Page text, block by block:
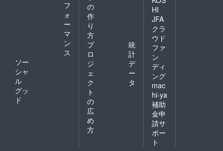
かったというのもありま
す。法人化して、学生や研
究者の方々、多文化共生に
ご興味のある方々が少しず
つ、当会に連絡をくれるよ
うになりました。ミャン
マー少数民族の水かけ祭り
を行うなど、数人のボラン
ティアではできないイベン
トも、開催しました。ま
た、少々の助成金を獲得す
ころ大事だな痛感していま
す。反省点が多くの残る結
果となってしまいました
が、次のプロジェクトに大
いに生かしていきたいと考
えています。以上がこのク
ラウドファンディング期間
に感じたことの紹介でし
た。プロジェクトは今日の
23時59分まで続きます。ま
フ
ォ
ー
マ
ン
ス
ソー
シャ
ル
グッ
ド
の
作
り
方
プ
ロ
ジ
ェ
ク
ト
の
広
め
方
統
計
デ
ー
タ
HI
JFA
クラ
ウド
ファ
ン
ディ
ング
mac
hi-ya
補助
金申
請サ
ポー
ト